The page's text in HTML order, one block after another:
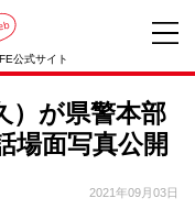
公式サイト
）が県警本部
面写真公開
2021年09月03日